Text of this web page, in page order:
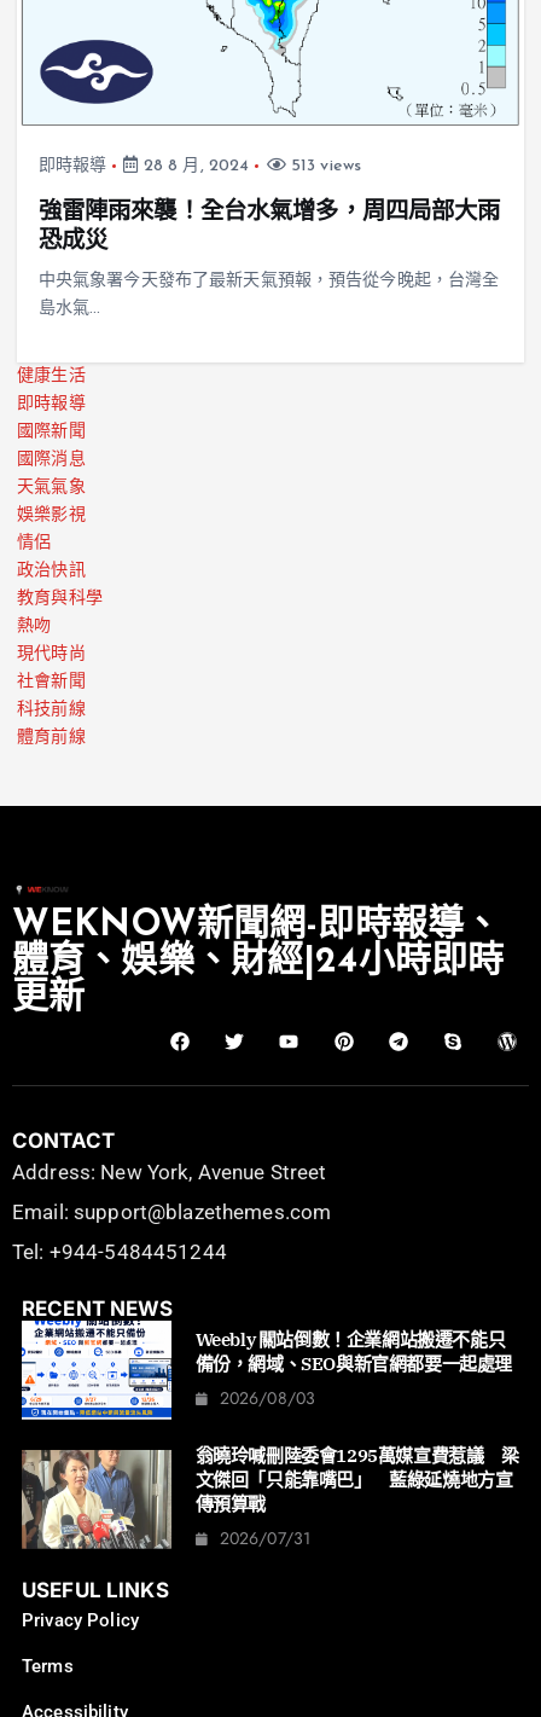
即時報導 28 8 月, 2024 513 views
強雷陣雨來襲！全台水氣增多，周四局部大雨
恐成災
中央氣象署今天發布了最新天氣預報，預告從今晚起，台灣全
島水氣…
健康生活
即時報導
國際新聞
國際消息
天氣氣象
娛樂影視
情侶
政治快訊
教育與科學
熱吻
現代時尚
社會新聞
科技前線
體育前線
WEKNOW新聞網-即時報導、
體育、娛樂、財經|24小時即時
更新
CONTACT
Address: New York, Avenue Street
Email: support@blazethemes.com
Tel: +944-5484451244
RECENT NEWS
Weebly 關站倒數！企業網站搬遷不能只
備份，網域、SEO與新官網都要一起處理
2026/08/03
翁曉玲喊刪陸委會1295萬媒宣費惹議 梁
文傑回「只能靠嘴巴」 藍綠延燒地方宣
傳預算戰
2026/07/31
USEFUL LINKS
Privacy Policy
Terms
Accessibility